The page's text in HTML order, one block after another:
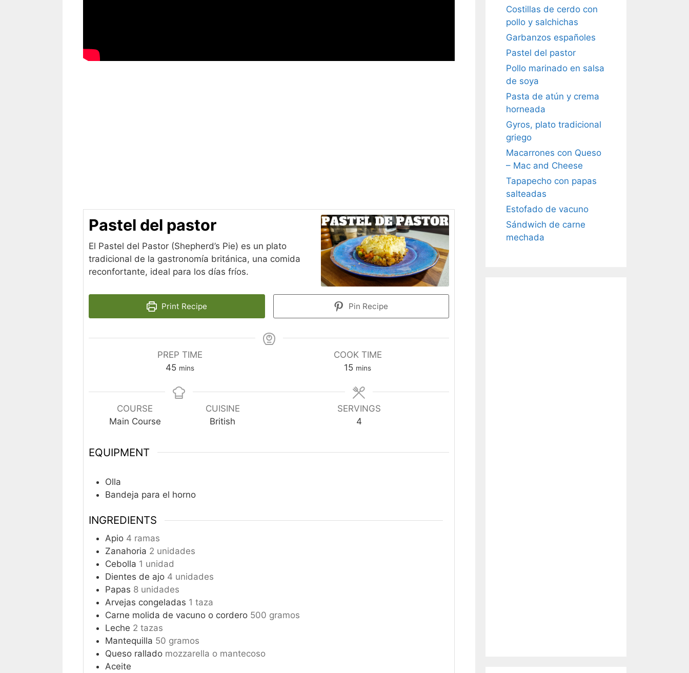
Pastel del pastor
El Pastel del Pastor (Shepherd’s Pie) es un plato
tradicional de la gastronomía británica, una comida
reconfortante, ideal para los días fríos.
Print Recipe Pin Recipe
PREP TIME
45minutes
mins
COOK TIME
15minutes
mins
COURSE
Main Course
CUISINE
British
SERVINGS
4
EQUIPMENT
Olla
Bandeja para el horno
INGREDIENTS
Apio 4 ramas
Zanahoria 2 unidades
Cebolla 1 unidad
Dientes de ajo 4 unidades
Papas 8 unidades
Arvejas congeladas 1 taza
Carne molida de vacuno o cordero 500 gramos
Leche 2 tazas
Mantequilla 50 gramos
Queso rallado mozzarella o mantecoso
Aceite
Costillas de cerdo con
pollo y salchichas
Garbanzos españoles
Pastel del pastor
Pollo marinado en salsa
de soya
Pasta de atún y crema
horneada
Gyros, plato tradicional
griego
Macarrones con Queso
– Mac and Cheese
Tapapecho con papas
salteadas
Estofado de vacuno
Sándwich de carne
mechada